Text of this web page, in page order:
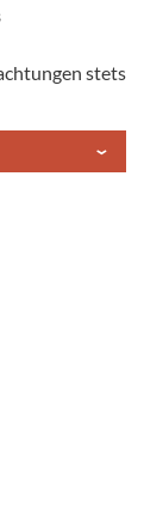
stets